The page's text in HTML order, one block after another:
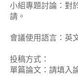
小組專題討論：對
請。
會議使用語言：英
投稿方式：
單篇論文：請填入